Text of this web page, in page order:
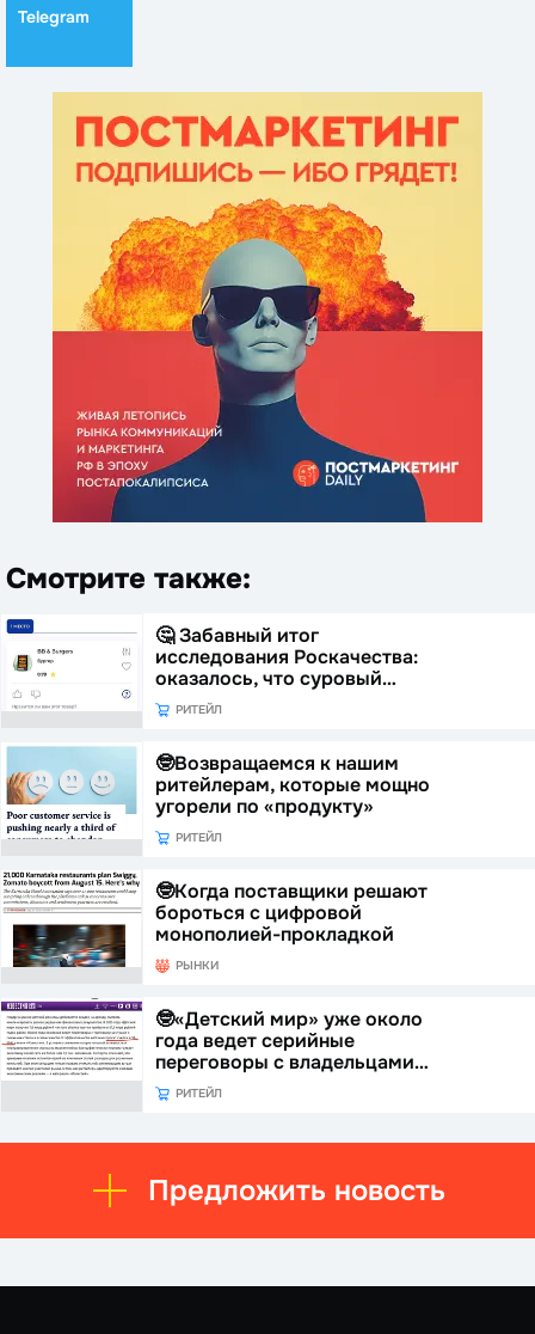
Telegram
Смотрите также:
🤔 Забавный итог
исследования Роскачества:
оказалось, что суровый…
РИТЕЙЛ
🤓Возвращаемся к нашим
ритейлерам, которые мощно
угорели по «продукту»
РИТЕЙЛ
🤓Когда поставщики решают
бороться с цифровой
монополией-прокладкой
РЫНКИ
🤓«Детский мир» уже около
года ведет серийные
переговоры с владельцами…
РИТЕЙЛ
Предложить новость